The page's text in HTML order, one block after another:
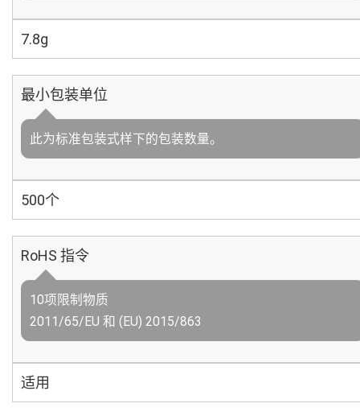
7.8g
最小包装单位
此为标准包装式样下的包装数量。
500个
RoHS 指令
10项限制物质
2011/65/EU 和 (EU) 2015/863
适用